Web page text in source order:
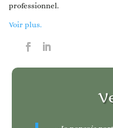
professionnel.
Voir plus.